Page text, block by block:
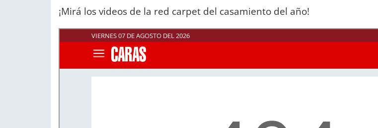
¡Mirá los videos de la red carpet del casamiento del año!